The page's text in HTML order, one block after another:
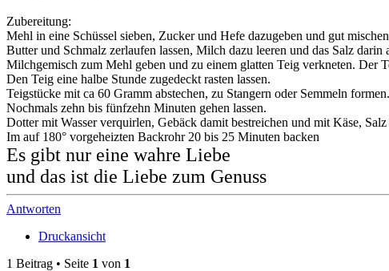
Zubereitung:
Mehl in eine Schüssel sieben, Zucker und Hefe dazugeben und gut
Butter und Schmalz zerlaufen lassen, Milch dazu leeren und das Salz darin
Milchgemisch zum Mehl geben und zu einem glatten Teig verkneten. Der
Den Teig eine halbe Stunde zugedeckt rasten lassen.
Teigstücke mit ca 60 Gramm abstechen, zu Stangern oder Semmeln formen.
Nochmals zehn bis fünfzehn Minuten gehen lassen.
Dotter mit Wasser verquirlen, Gebäck damit bestreichen und mit Käse,
Im auf 180° vorgeheizten Backrohr 20 bis 25 Minuten backen
Es gibt nur eine wahre Liebe
und das ist die Liebe zum Genuss
Antworten
Druckansicht
1 Beitrag • Seite 1 von 1